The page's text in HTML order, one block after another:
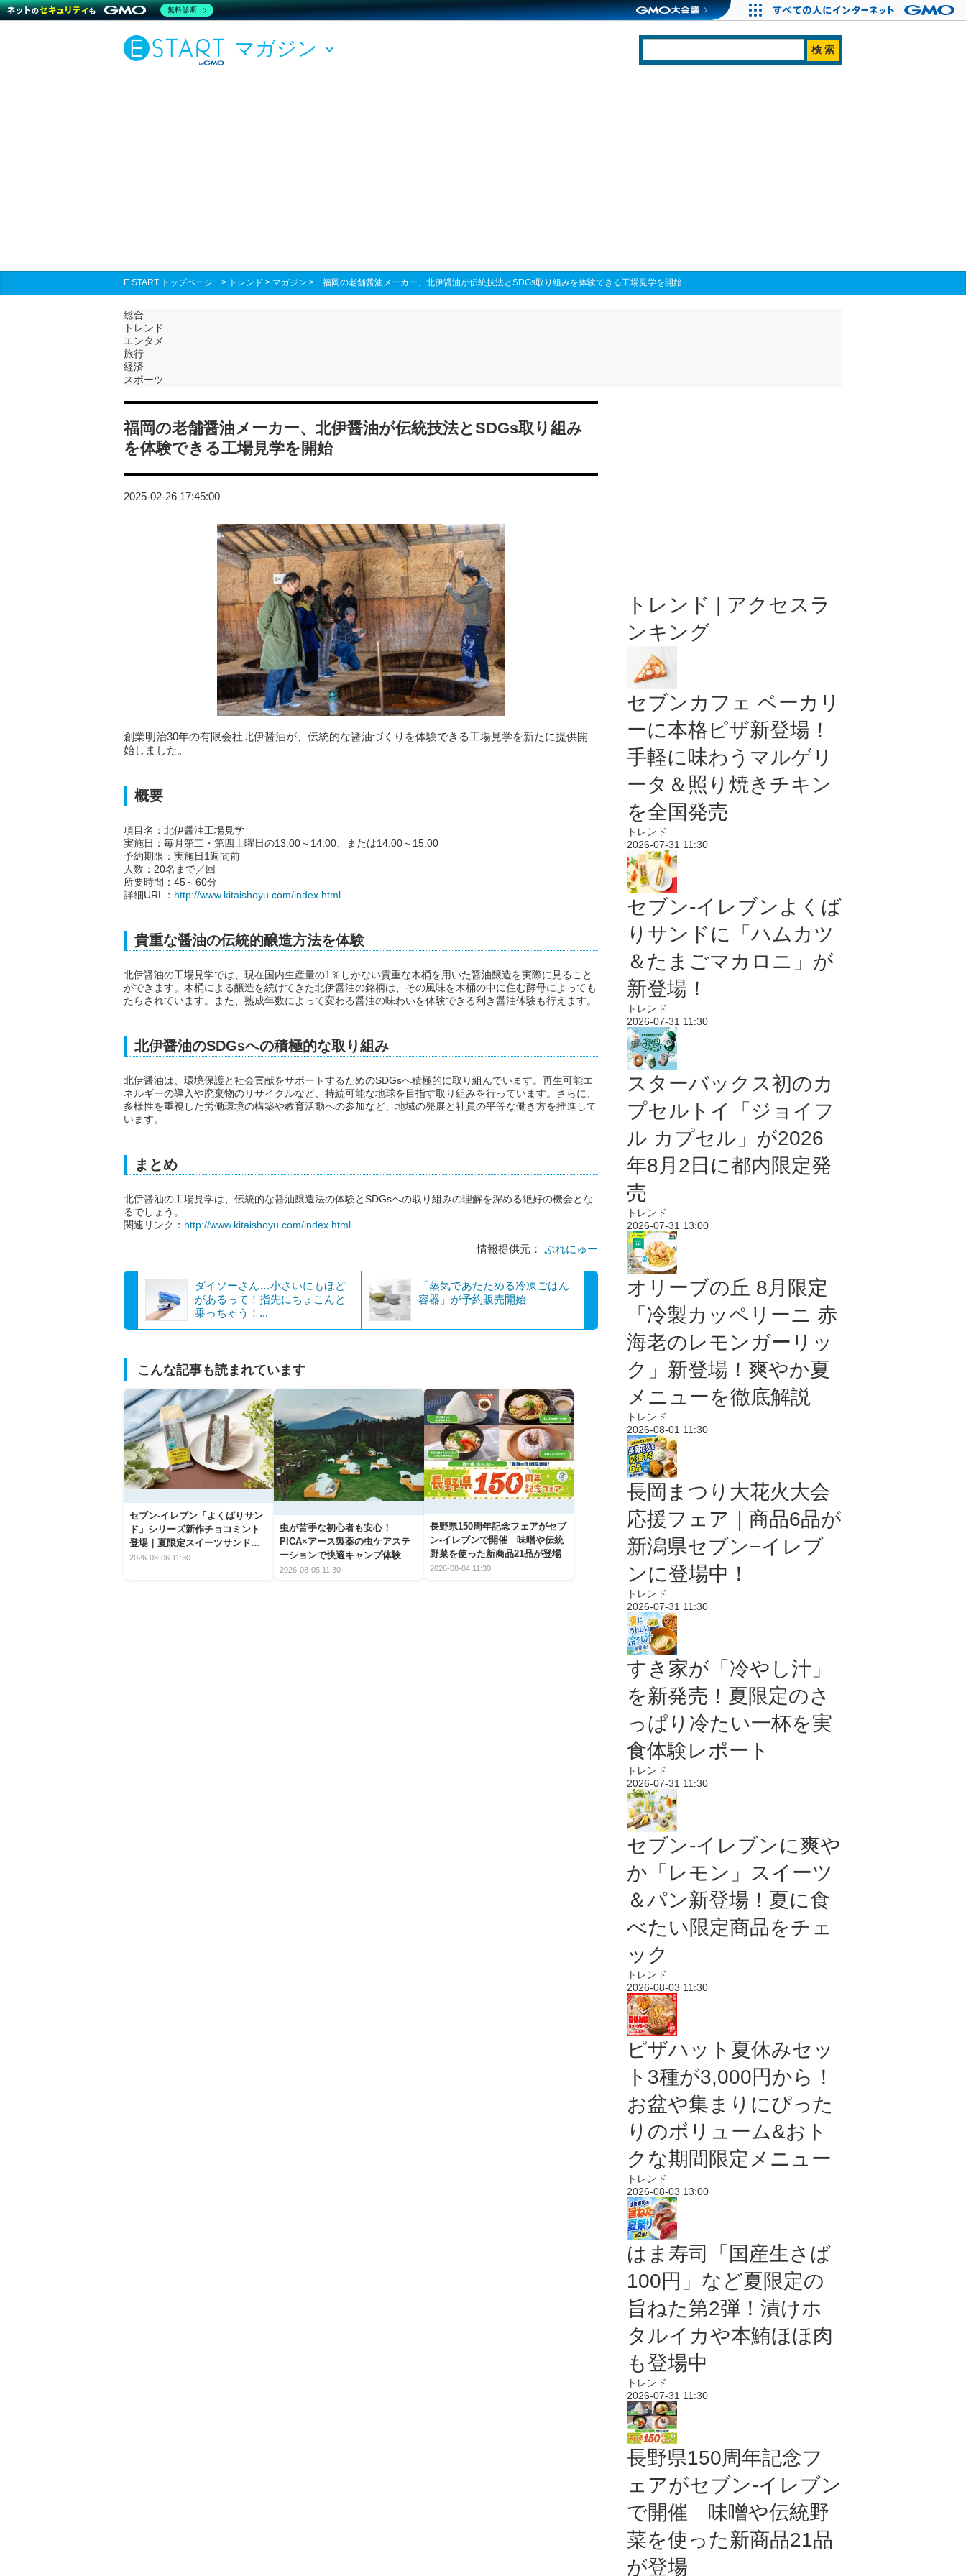
マガジン
E START トップページ > トレンド > マガジン > 福岡の老舗醤油メーカー、北伊醤油が伝統技法とSDGs取り組みを体験できる工場見学を開始
総合
トレンド
エンタメ
旅行
経済
スポーツ
福岡の老舗醤油メーカー、北伊醤油が伝統技法とSDGs取り組み
を体験できる工場見学を開始
2025-02-26 17:45:00
創業明治30年の有限会社北伊醤油が、伝統的な醤油づくりを体験できる工場見学を新たに提供開
始しました。
概要
項目名：北伊醤油工場見学
実施日：毎月第二・第四土曜日の13:00～14:00、または14:00～15:00
予約期限：実施日1週間前
人数：20名まで／回
所要時間：45～60分
詳細URL： http://www.kitaishoyu.com/index.html
貴重な醤油の伝統的醸造方法を体験
北伊醤油の工場見学では、現在国内生産量の1％しかない貴重な木桶を用いた醤油醸造を実際に見ること
ができます。木桶による醸造を続けてきた北伊醤油の銘柄は、その風味を木桶の中に住む酵母によっても
たらされています。また、熟成年数によって変わる醤油の味わいを体験できる利き醤油体験も行えます。
北伊醤油のSDGsへの積極的な取り組み
北伊醤油は、環境保護と社会貢献をサポートするためのSDGsへ積極的に取り組んでいます。再生可能エ
ネルギーの導入や廃棄物のリサイクルなど、持続可能な地球を目指す取り組みを行っています。さらに、
多様性を重視した労働環境の構築や教育活動への参加など、地域の発展と社員の平等な働き方を推進して
います。
まとめ
北伊醤油の工場見学は、伝統的な醤油醸造法の体験とSDGsへの取り組みの理解を深める絶好の機会とな
るでしょう。
関連リンク： http://www.kitaishoyu.com/index.html
情報提供元： ぷれにゅー
ダイソーさん…小さいにもほど
があるって！指先にちょこんと
乗っちゃう！...
「蒸気であたためる冷凍ごはん
容器」が予約販売開始
こんな記事も読まれています
セブン‐イレブン「よくばりサン
ド」シリーズ新作チョコミント
登場｜夏限定スイーツサンドの
爽快な魅力
2026-08-06 11:30
虫が苦手な初心者も安心！
PICA×アース製薬の虫ケアステ
ーションで快適キャンプ体験
2026-08-05 11:30
長野県150周年記念フェアがセブ
ン-イレブンで開催 味噌や伝統
野菜を使った新商品21品が登場
2026-08-04 11:30
トレンド | アクセスラ
ンキング
セブンカフェ ベーカリ
ーに本格ピザ新登場！
手軽に味わうマルゲリ
ータ＆照り焼きチキン
を全国発売
トレンド
2026-07-31 11:30
セブン‐イレブンよくば
りサンドに「ハムカツ
＆たまごマカロニ」が
新登場！
トレンド
2026-07-31 11:30
スターバックス初のカ
プセルトイ「ジョイフ
ル カプセル」が2026
年8月2日に都内限定発
売
トレンド
2026-07-31 13:00
オリーブの丘 8月限定
「冷製カッペリーニ 赤
海老のレモンガーリッ
ク」新登場！爽やか夏
メニューを徹底解説
トレンド
2026-08-01 11:30
長岡まつり大花火大会
応援フェア｜商品6品が
新潟県セブン−イレブ
ンに登場中！
トレンド
2026-07-31 11:30
すき家が「冷やし汁」
を新発売！夏限定のさ
っぱり冷たい一杯を実
食体験レポート
トレンド
2026-07-31 11:30
セブン‐イレブンに爽や
か「レモン」スイーツ
＆パン新登場！夏に食
べたい限定商品をチェ
ック
トレンド
2026-08-03 11:30
ピザハット夏休みセッ
ト3種が3,000円から！
お盆や集まりにぴった
りのボリューム&おト
クな期間限定メニュー
トレンド
2026-08-03 13:00
はま寿司「国産生さば
100円」など夏限定の
旨ねた第2弾！漬けホ
タルイカや本鮪ほほ肉
も登場中
トレンド
2026-07-31 11:30
長野県150周年記念フ
ェアがセブン-イレブン
で開催 味噌や伝統野
菜を使った新商品21品
が登場
無料診断